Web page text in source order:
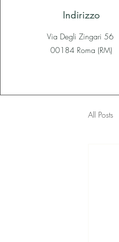
Indirizzo
Via Degli Zingari 56
00184 Roma (RM)
All Posts